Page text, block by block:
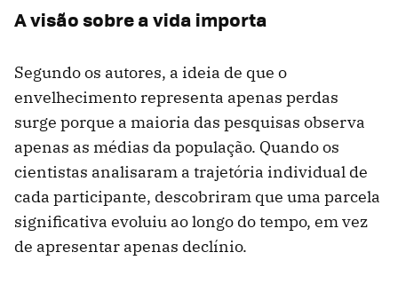
A visão sobre a vida importa
Segundo os autores, a ideia de que o
envelhecimento representa apenas perdas
surge porque a maioria das pesquisas observa
apenas as médias da população. Quando os
cientistas analisaram a trajetória individual de
cada participante, descobriram que uma parcela
significativa evoluiu ao longo do tempo, em vez
de apresentar apenas declínio.